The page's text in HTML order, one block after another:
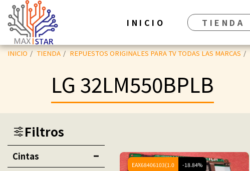
INICIO TIENDA
INICIO TIENDA REPUESTOS ORIGINALES PARA TV TODAS LAS MARCAS
LG 32LM550BPLB
Filtros
Cintas
EAX68406103(1.0 -18.84%